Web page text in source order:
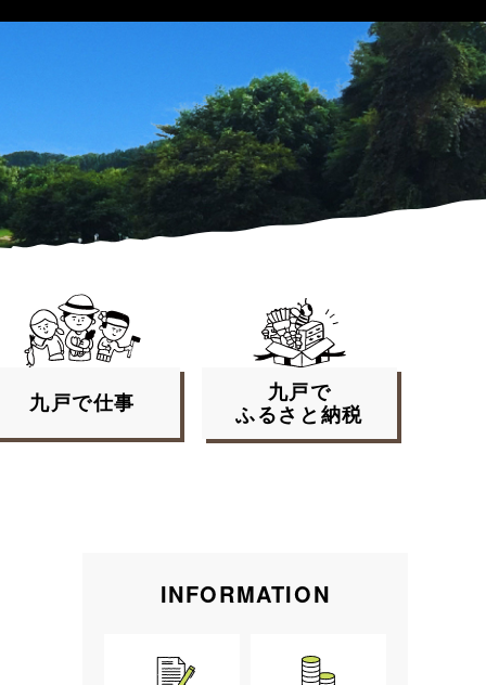
九戸で仕事
九戸で
ふるさと納税
INFORMATION